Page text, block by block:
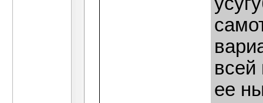
всей
ее